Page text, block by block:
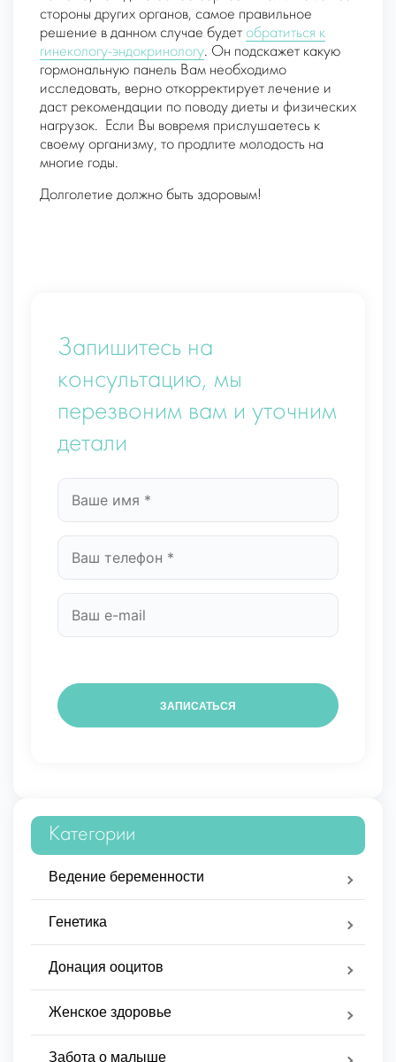
стороны других органов, самое правильное
решение в данном случае будет обратиться к
гинекологу-эндокринологу. Он подскажет какую
гормональную панель Вам необходимо
исследовать, верно откорректирует лечение и
даст рекомендации по поводу диеты и физических
нагрузок.
Если Вы вовремя прислушаетесь к
своему организму, то продлите молодость на
многие годы.
Долголетие должно быть здоровым!
Запишитесь на
консультацию, мы
перезвоним вам и уточним
детали
Категории
Ведение беременности
Генетика
Донация ооцитов
Женское здоровье
Забота о малыше